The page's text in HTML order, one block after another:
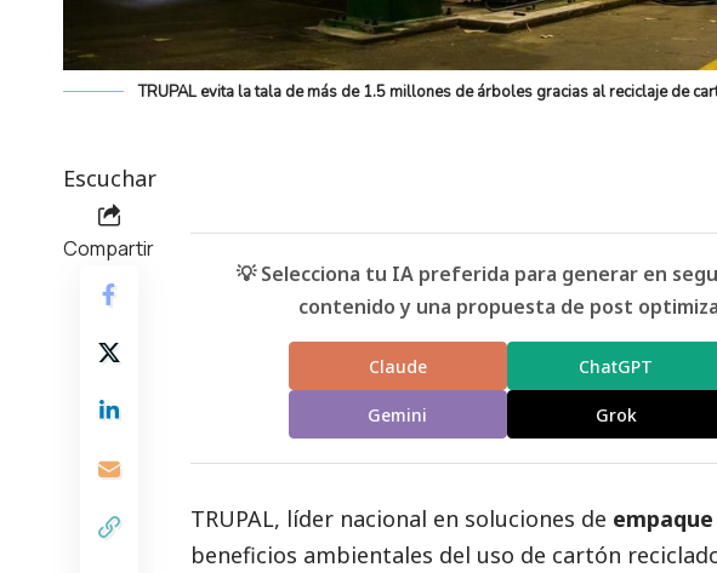
TRUPAL evita la tala de más de 1.5 millones de árboles gracias al reciclaje de
Escuchar
Compartir
💡 Selecciona tu IA preferida para generar en
contenido y una propuesta de post
Claude ChatGPT
Gemini Grok
TRUPAL, líder nacional en soluciones de
beneficios ambientales del uso de cartón